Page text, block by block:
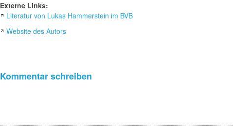
Externe Links:
Literatur von Lukas Hammerstein im BVB
Website des Autors
Kommentar schreiben